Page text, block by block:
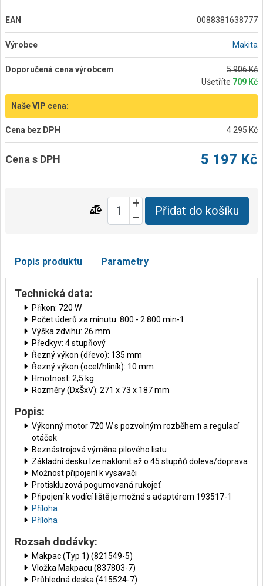
EAN 0088381638777
Výrobce Makita
Doporučená cena výrobcem
5 906 Kč
Ušetříte 709 Kč
Naše VIP cena:
Cena bez DPH 4 295 Kč
Cena s DPH 5 197 Kč
Přidat do košíku
Popis produktu Parametry
Technická data:
Příkon: 720 W
Počet úderů za minutu: 800 - 2.800 min-1
Výška zdvihu: 26 mm
Předkyv: 4 stupňový
Řezný výkon (dřevo): 135 mm
Řezný výkon (ocel/hliník): 10 mm
Hmotnost: 2,5 kg
Rozměry (DxŠxV): 271 x 73 x 187 mm
Popis:
Výkonný motor 720 W s pozvolným rozběhem a regulací
otáček
Beznástrojová výměna pilového listu
Základní desku lze naklonit až o 45 stupňů doleva/doprava
Možnost připojení k vysavači
Protiskluzová pogumovaná rukojeť
Připojení k vodící liště je možné s adaptérem 193517-1
Příloha
Příloha
Rozsah dodávky:
Makpac (Typ 1) (821549-5)
Vložka Makpacu (837803-7)
Průhledná deska (415524-7)